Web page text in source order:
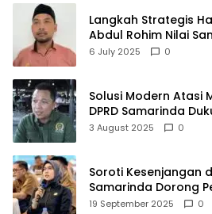
Langkah Strategis
Abdul Rohim Nilai
Pusat Logistik
6 July 2025 0
Solusi Modern Atasi
DPRD Samarinda
PLTSA
3 August 2025 0
Soroti Kesenjangan
Samarinda Dorong
Pemberdayaan
19 September 2025 0